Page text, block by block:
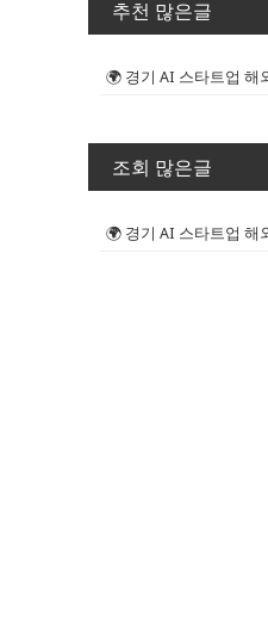
추천 많은글
조회 많은글